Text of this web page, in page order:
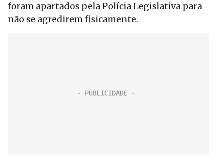
foram apartados pela Polícia Legislativa para
não se agredirem fisicamente.